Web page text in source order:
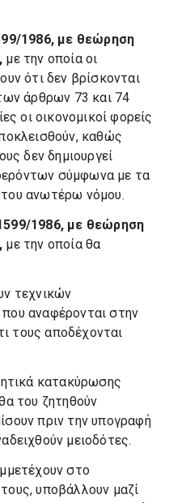
1986, με θεώρηση
με την οποία οι
ότι δεν βρίσκονται
άρθρων 73 και 74
οι οικονομικοί φορείς
καθώς
δεν δημιουργεί
σύμφωνα με τα
ανωτέρω νόμου.
1986, με θεώρηση
με την οποία θα
τεχνικών
αναφέρονται στην
τους αποδέχονται
κατακύρωσης
του ζητηθούν
πριν την υπογραφή
μειοδότες.
στο
υποβάλλουν μαζί